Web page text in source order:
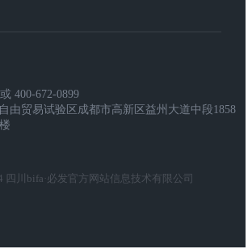
400-672-0899
由贸易试验区成都市高新区益州大道中段1858
四川bifa·必发官方网站信息技术有限公司